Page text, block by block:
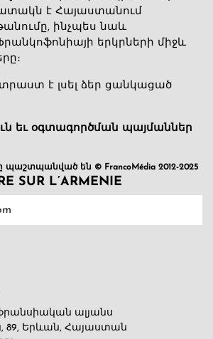
է Հայաստանում
ինչպես նաև
երկրների միջև
է լսել ձեր ցանկացած
եւ օգտագործման պայմաններ
պաշտպանված են © FrancoMédia 2012-2025
SUR L’ARMENIE
ալյանս
89, Երևան, Հայաստան